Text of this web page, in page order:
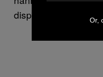
disposizione.
Or,